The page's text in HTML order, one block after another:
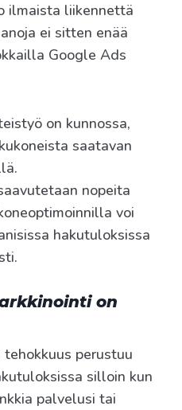
ilmaista liikennettä
ei sitten enää
Google Ads
on kunnossa,
saatavan
nopeita
voi
hakutuloksissa
on
tehokkuus perustuu
silloin kun
palvelusi tai